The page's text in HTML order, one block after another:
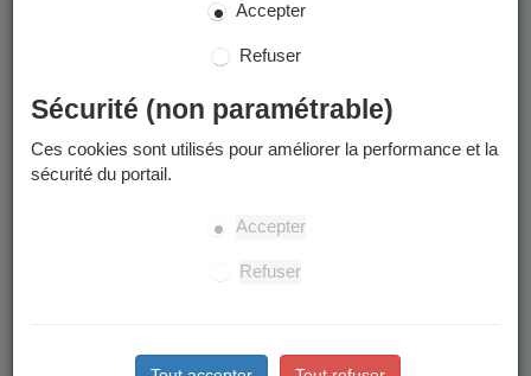
Accepter
Refuser
Sécurité (non paramétrable)
Ces cookies sont utilisés pour améliorer la performance et la
sécurité du portail.
Accepter
Refuser